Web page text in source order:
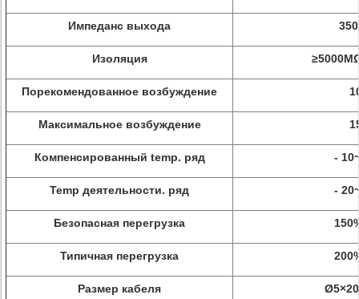
Импеданс выхода
Изоляция
Порекомендованное возбуждение
Максимальное возбуждение
Компенсированный temp. ряд -
Temp деятельности. ряд -
Безопасная перегрузка
Типичная перегрузка
Размер кабеля